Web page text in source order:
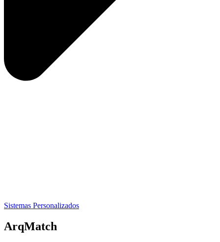
Sistemas Personalizados
ArqMatch